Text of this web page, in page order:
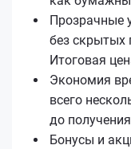
Прозрачные
без скрытых
Итоговая
Экономия
всего
до
Бонусы и